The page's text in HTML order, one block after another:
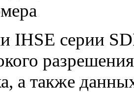
IHSE серии
а также